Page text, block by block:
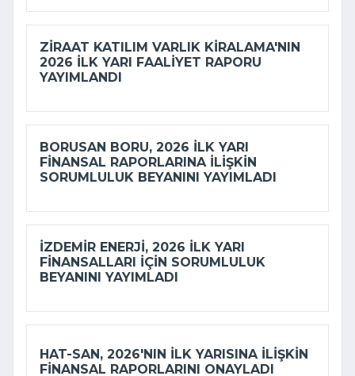
ZIRAAT KATILIM VARLIK KIRALAMA'NIN
2026 ILK YARI FAALIYET RAPORU
YAYIMLANDI
BORUSAN BORU, 2026 ILK YARI
FINANSAL RAPORLARINA ILIŞKIN
SORUMLULUK BEYANINI YAYIMLADI
İZDEMİR ENERJI, 2026 ILK YARI
FINANSALLARI IÇIN SORUMLULUK
BEYANINI YAYIMLADI
HAT-SAN, 2026'NIN ILK YARISINA ILIŞKIN
FINANSAL RAPORLARINI ONAYLADI